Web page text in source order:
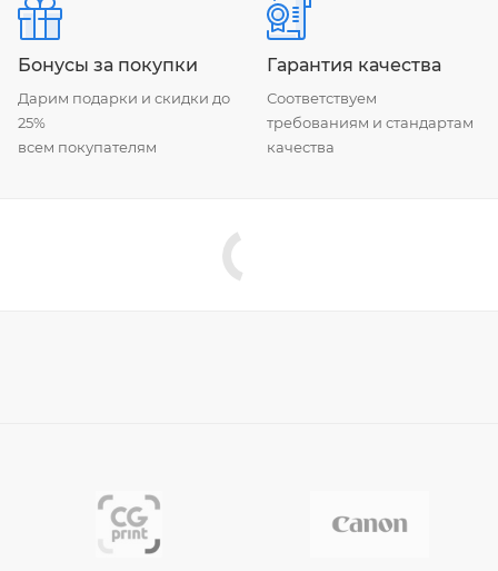
Бонусы за покупки
Дарим подарки и скидки до
25%
всем покупателям
Гарантия качества
Соответствуем
требованиям и стандартам
качества